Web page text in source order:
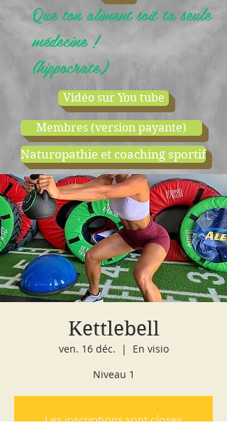
Que ton aliment soit ta seule
médecine !
(hippocrate)
Vidéo sur You tube
Membres (version payante)
Naturopathie et coaching sportif
cours d'essai boutique
Kettlebell
ven. 16 déc.
  |
En visio
Niveau 1
Les inscriptions sont closes